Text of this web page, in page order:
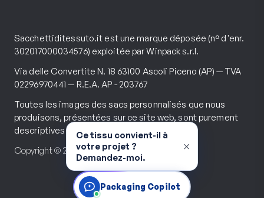
Sacchettiditessuto.it est une marque déposée (n° d'enr.
302017000034576) exploitée par Winpack s.r.l.
Via delle Convertite N. 18 63100 Ascoli Piceno (AP) — TVA
02296970441 — R.E.A. AP - 203767
Toutes les images des sacs personnalisés que nous
produisons, présentées sur ce site web, sont purement
descriptives et illustratives.
Copyright © 2026 Tous droits réservés.
Packaging Copilot
Ce tissu convient-il à
votre projet ?
Demandez-moi.
×